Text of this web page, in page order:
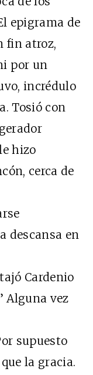
epigrama de
fin atroz,
por un
incrédulo
Tosió con
hizo
cerca de
descansa en
Cardenio
Alguna vez
supuesto
la gracia.